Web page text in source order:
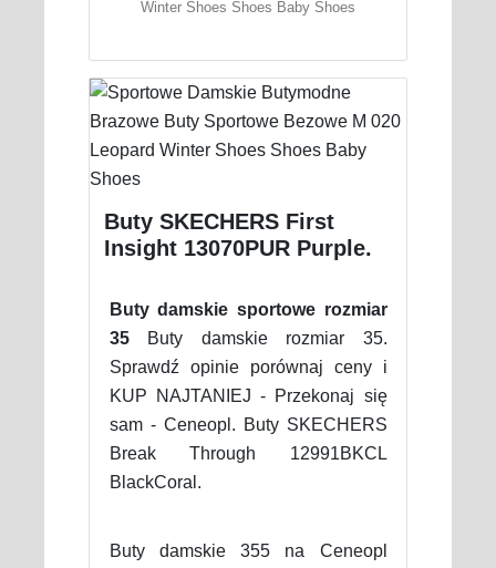
Winter Shoes Shoes Baby Shoes
Buty SKECHERS First
Insight 13070PUR Purple.
Buty damskie sportowe rozmiar
35Buty damskie rozmiar 35.
Sprawdź opinie porównaj ceny i
KUP NAJTANIEJ - Przekonaj się
sam - Ceneopl. Buty SKECHERS
Break Through 12991BKCL
BlackCoral.
Buty damskie 355 na Ceneopl